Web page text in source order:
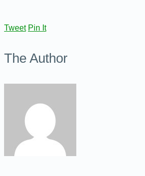
Tweet Pin It
The Author